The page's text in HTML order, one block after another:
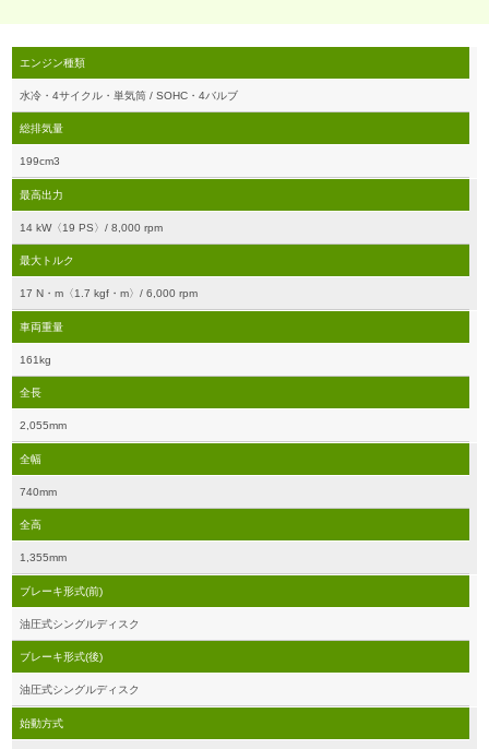
エンジン種類
水冷・4サイクル・単気筒 / SOHC・4バルブ
総排気量
199cm3
最高出力
14 kW〈19 PS〉/ 8,000 rpm
最大トルク
17 N・m〈1.7 kgf・m〉/ 6,000 rpm
車両重量
161kg
全長
2,055mm
全幅
740mm
全高
1,355mm
ブレーキ形式(前)
油圧式シングルディスク
ブレーキ形式(後)
油圧式シングルディスク
始動方式